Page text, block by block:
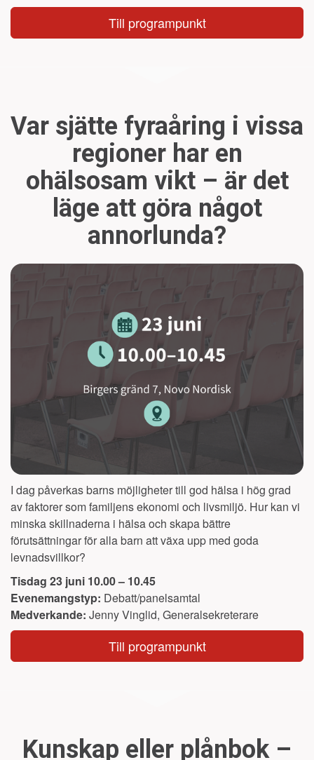
Till programpunkt
Var sjätte fyraåring i vissa
regioner har en
ohälsosam vikt – är det
läge att göra något
annorlunda?
I dag påverkas barns möjligheter till god hälsa i hög grad
av faktorer som familjens ekonomi och livsmiljö. Hur kan vi
minska skillnaderna i hälsa och skapa bättre
förutsättningar för alla barn att växa upp med goda
levnadsvillkor?
Tisdag 23 juni 10.00– 10.45
Evenemangstyp: Debatt/panelsamtal
Medverkande: Jenny Vinglid, Generalsekreterare
Till programpunkt
Kunskap eller plånbok –